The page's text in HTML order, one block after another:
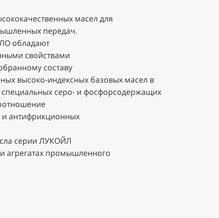
масел для
передач.
обладают
свойствами
составу
высоко-индексных базовых масел в
серо- и фосфорсодержащих
и антифрикционных
серии ЛУКОЙЛ
агрегатах промышленного